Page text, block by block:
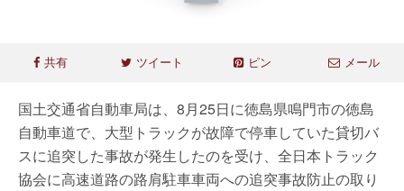
共有 ツイート ピン メール
国土交通省自動車局は、8月25日に徳島県鳴門市の徳島
自動車道で、大型トラックが故障で停車していた貸切バ
スに追突した事故が発生したのを受け、全日本トラック
協会に高速道路の路肩駐車車両への追突事故防止の取り